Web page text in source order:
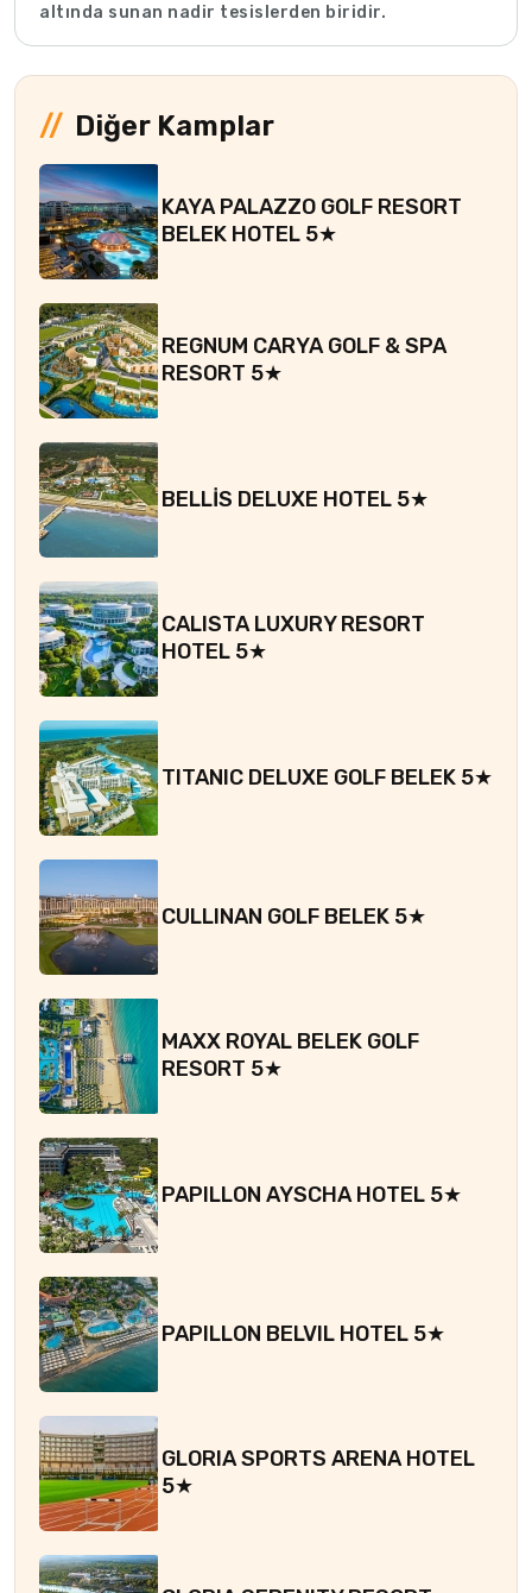
altında sunan nadir tesislerden biridir.
Diğer Kamplar
KAYA PALAZZO GOLF RESORT
BELEK HOTEL 5★
REGNUM CARYA GOLF & SPA
RESORT 5★
BELLİS DELUXE HOTEL 5★
CALISTA LUXURY RESORT
HOTEL 5★
TITANIC DELUXE GOLF BELEK 5★
CULLINAN GOLF BELEK 5★
MAXX ROYAL BELEK GOLF
RESORT 5★
PAPILLON AYSCHA HOTEL 5★
PAPILLON BELVIL HOTEL 5★
GLORIA SPORTS ARENA HOTEL
5★